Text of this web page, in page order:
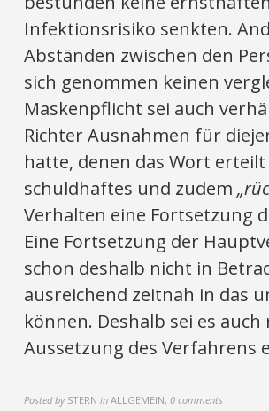
Infektionsrisiko senkten.
Abständen zwischen den
sich genommen keinen
Maskenpflicht sei auch
Richter Ausnahmen für
hatte, denen das Wort
schuldhaftes und zudem
Verhalten eine Fortsetzung
Eine Fortsetzung der
schon deshalb nicht in
ausreichend zeitnah in das
können. Deshalb sei es
Aussetzung des Verfahrens
Posted by STERN in ALLGEMEIN, 0 comments